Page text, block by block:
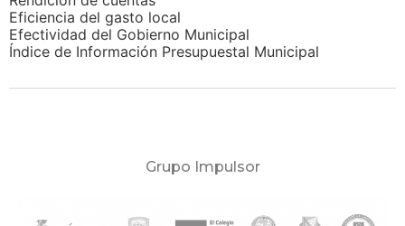
Documentos
Blog
Eficiencia del gasto local
Efectividad del Gobierno Municipal
Índice de Información Presupuestal Municipal
Grupo Impulsor